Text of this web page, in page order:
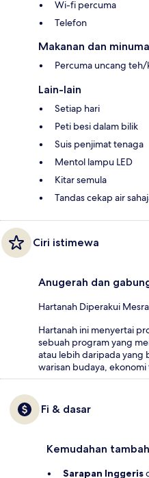
Wi-fi percuma
Telefon
Makanan dan
Percuma uncang
Lain-lain
Setiap hari
Peti besi dalam bilik
Suis penjimat tenaga
Mentol lampu LED
Kitar semula
Tandas cekap air
Ciri istimewa
Anugerah dan
Hartanah Diperakui
Hartanah ini menyertai
sebuah program yang
atau lebih daripada yang
warisan budaya,
Fi & dasar
Kemudahan
Sarapan Inggeris